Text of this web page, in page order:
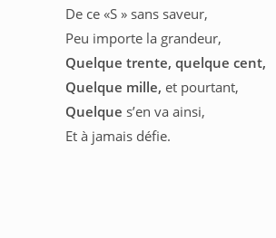
De ce «S » sans saveur,
Peu importe la grandeur,
Quelque trente, quelque cent,
Quelque mille, et pourtant,
Quelque s’en va ainsi,
Et à jamais défie.